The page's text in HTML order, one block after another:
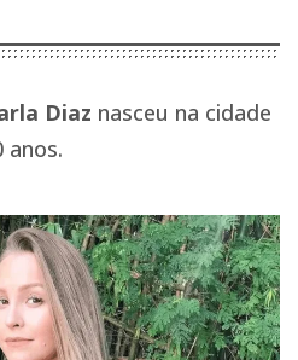
Diaz nasceu na cidade
anos.